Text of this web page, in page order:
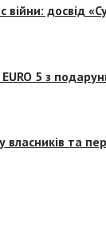
досвід
5 з
власників та